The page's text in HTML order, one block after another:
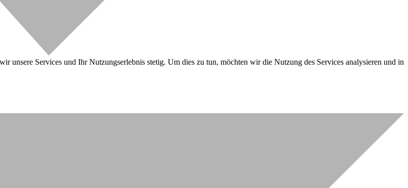
unsere Services und Ihr Nutzungserlebnis stetig. Um dies zu tun, möchten wir die Nutzung des Services analysieren und in